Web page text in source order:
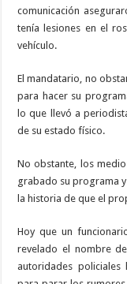
comunicación
tenía lesiones en el
vehículo.
El mandatario, no
para hacer su
lo que llevó a
de su estado físico.
No obstante, los
grabado su programa
la historia de que el
Hoy que un
revelado el nombre
autoridades